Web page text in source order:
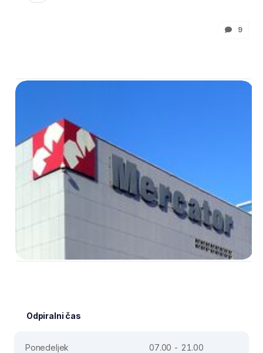
9
Odpiralni čas
Ponedeljek
07.00 - 21.00